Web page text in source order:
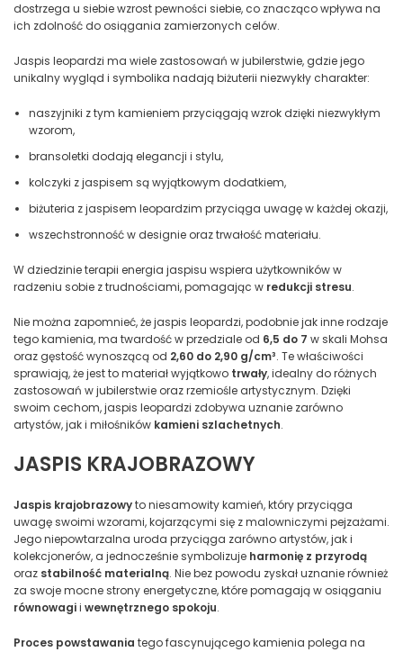
dostrzega u siebie wzrost pewności siebie, co znacząco wpływa na
ich zdolność do osiągania zamierzonych celów.
Jaspis leopardzi ma wiele zastosowań w jubilerstwie, gdzie jego
unikalny wygląd i symbolika nadają biżuterii niezwykły charakter:
naszyjniki z tym kamieniem przyciągają wzrok dzięki niezwykłym
wzorom,
bransoletki dodają elegancji i stylu,
kolczyki z jaspisem są wyjątkowym dodatkiem,
biżuteria z jaspisem leopardzim przyciąga uwagę w każdej okazji,
wszechstronność w designie oraz trwałość materiału.
W dziedzinie terapii energia jaspisu wspiera użytkowników w
radzeniu sobie z trudnościami, pomagając w redukcji stresu.
Nie można zapomnieć, że jaspis leopardzi, podobnie jak inne rodzaje
tego kamienia, ma twardość w przedziale od 6,5 do 7 w skali Mohsa
oraz gęstość wynoszącą od 2,60 do 2,90 g/cm³. Te właściwości
sprawiają, że jest to materiał wyjątkowo trwały, idealny do różnych
zastosowań w jubilerstwie oraz rzemiośle artystycznym. Dzięki
swoim cechom, jaspis leopardzi zdobywa uznanie zarówno
artystów, jak i miłośników kamieni szlachetnych.
JASPIS KRAJOBRAZOWY
Jaspis krajobrazowyto niesamowity kamień, który przyciąga
uwagę swoimi wzorami, kojarzącymi się z malowniczymi pejzażami.
Jego niepowtarzalna uroda przyciąga zarówno artystów, jak i
kolekcjonerów, a jednocześnie symbolizuje harmonię z przyrodą
oraz stabilność materialną. Nie bez powodu zyskał uznanie również
za swoje mocne strony energetyczne, które pomagają w osiąganiu
równowagii wewnętrznego spokoju.
Proces powstawania tego fascynującego kamienia polega na